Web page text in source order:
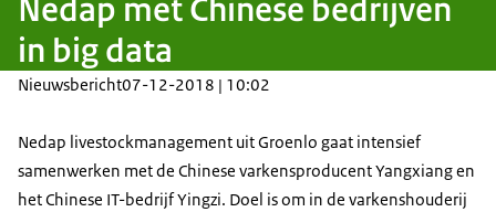
Nedap met Chinese bedrijven
in big data
Nieuwsbericht07-12-2018 | 10:02
Nedap livestockmanagement uit Groenlo gaat intensief
samenwerken met de Chinese varkensproducent Yangxiang en
het Chinese IT-bedrijf Yingzi. Doel is om in de varkenshouderij